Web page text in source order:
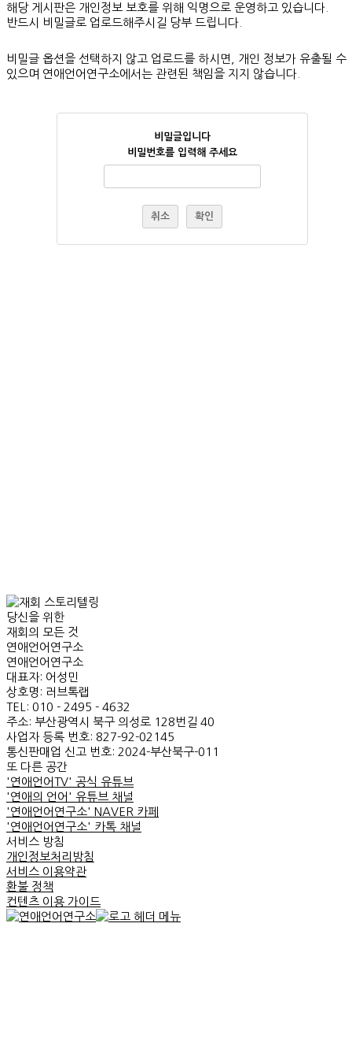
해당 게시판은 개인정보 보호를 위해 익명으로 운영하고 있습니다.
반드시 비밀글로 업로드해주시길 당부 드립니다.
비밀글 옵션을 선택하지 않고 업로드를 하시면, 개인 정보가 유출될 수
있으며 연애언어연구소에서는 관련된 책임을 지지 않습니다.
비밀글입니다
비밀번호를 입력해 주세요
취소 확인
당신을 위한
재회의 모든 것
연애언어연구소
연애언어연구소
대표자: 어성민
상호명: 러브톡랩
TEL: 010 - 2495 - 4632
주소: 부산광역시 북구 의성로 128번길 40
사업자 등록 번호: 827-92-02145
통신판매업 신고 번호: 2024-부산북구-011
또 다른 공간
'연애언어TV' 공식 유튜브
'연애의 언어' 유튜브 채널
'연애언어연구소' NAVER 카페
'연애언어연구소' 카톡 채널
서비스 방침
개인정보처리방침
서비스 이용약관
환불 정책
컨텐츠 이용 가이드